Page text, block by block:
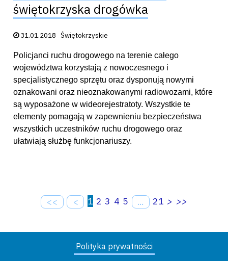
świętokrzyska drogówka
Data publikacji:
31.01.2018 Świętokrzyskie
Policjanci ruchu drogowego na terenie całego
województwa korzystają z nowoczesnego i
specjalistycznego sprzętu oraz dysponują nowymi
oznakowani oraz nieoznakowanymi radiowozami, które
są wyposażone w wideorejestratoty. Wszystkie te
elementy pomagają w zapewnieniu bezpieczeństwa
wszystkich uczestników ruchu drogowego oraz
ułatwiają służbę funkcjonariuszy.
<< < 1 2 3 4 5 ... 21 > >>
Polityka prywatności